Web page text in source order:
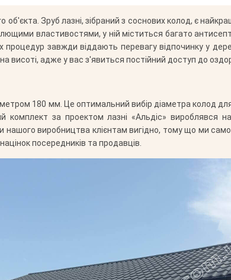
об'єкта. Зруб лазні, зібраний з соснових колод, є
властивостями, у ній міститься багато
завжди віддають перевагу відпочинку у
висоті, адже у вас з'явиться постійний доступ до
180 мм. Це оптимальний вибір діаметра колод
за проектом лазні «Альдіс» вироблявся
виробництва клієнтам вигідно, тому що ми
посередників та продавців.